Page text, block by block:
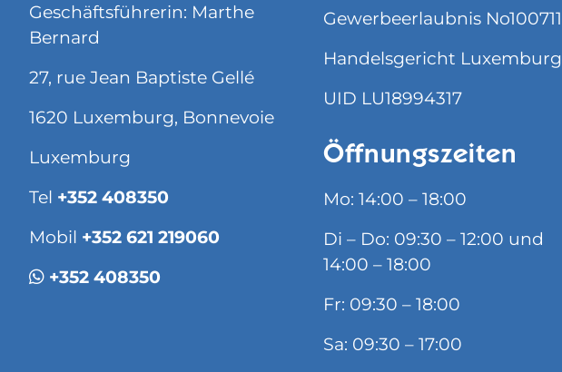
Geschäftsführerin: Marthe
Bernard
27, rue Jean Baptiste Gellé
1620 Luxemburg, Bonnevoie
Luxemburg
Tel +352 408350
Mobil +352 621 219060
+352 408350
Gewerbeerlaubnis No100711
Handelsgericht Luxemburg
UID LU18994317
Öffnungszeiten
Mo: 14:00 – 18:00
Di – Do: 09:30 – 12:00 und
14:00 – 18:00
Fr: 09:30 – 18:00
Sa: 09:30 – 17:00